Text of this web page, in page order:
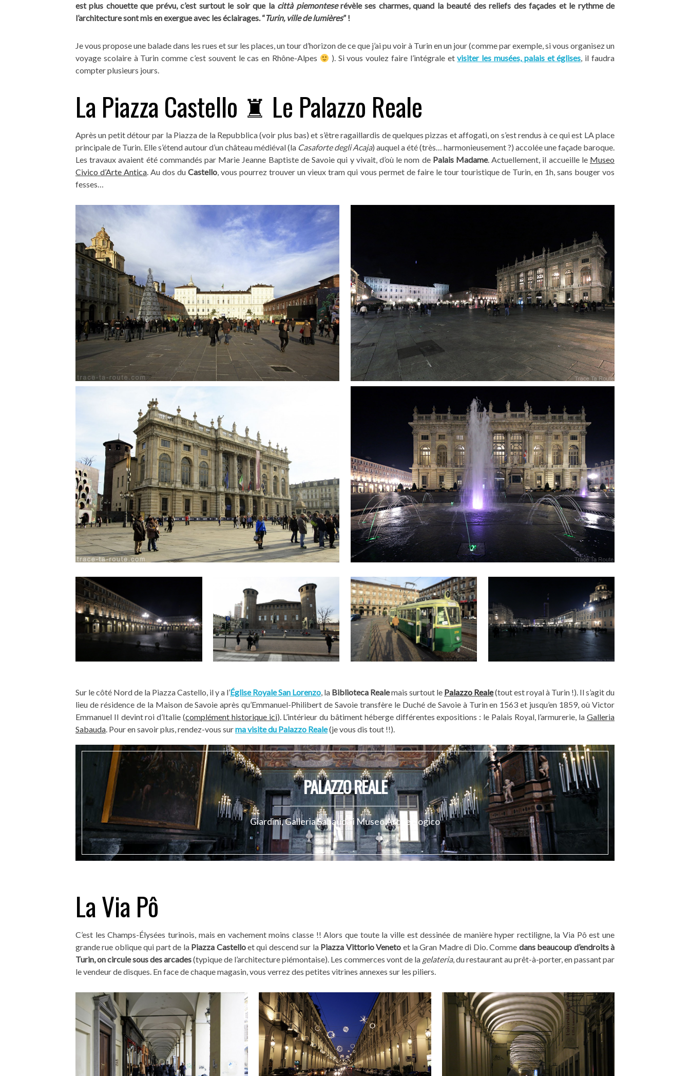
est plus chouette que prévu, c’est surtout le soir que la città piemonteserévèle ses charmes, quand la beauté des reliefs des façades et le rythme de
l’architecture sont mis en exergue avec les éclairages. “Turin, ville de lumières” !
Je vous propose une balade dans les rues et sur les places, un tour d’horizon de ce que j’ai pu voir à Turin en un jour (comme par exemple, si vous organisez un
voyage scolaire à Turin comme c’est souvent le cas en Rhône-Alpes
). Si vous voulez faire l’intégrale etvisiter les musées, palais et églises, il faudra
compter plusieurs jours.
La Piazza Castello ♜ Le Palazzo Reale
Après un petit détour par la Piazza de la Repubblica (voir plus bas) et s’être ragaillardis de quelques pizzas et affogati, on s’est rendus à ce qui est LA place
principale de Turin. Elle s’étend autour d’un château médiéval (la Casaforte degli Acaja) auquel a été (très… harmonieusement ?) accolée une façade baroque.
Les travaux avaient été commandés par Marie Jeanne Baptiste de Savoie qui y vivait, d’où le nom de Palais Madame. Actuellement, il accueille le Museo
Civico d’Arte Antica. Au dos duCastello, vous pourrez trouver un vieux tram qui vous permet de faire le tour touristique de Turin, en 1h, sans bouger vos
fesses…
Sur le côté Nord de la Piazza Castello, il y a l’Église Royale San Lorenzo , la Biblioteca Realemais surtout le Palazzo Reale(tout est royal à Turin !). Il s’agit du
lieu de résidence de la Maison de Savoie après qu’Emmanuel-Philibert de Savoie transfère le Duché de Savoie à Turin en 1563 et jusqu’en 1859, où Victor
Emmanuel II devint roi d’Italie (complément historique ici). L’intérieur du bâtiment héberge différentes expositions : le Palais Royal, l’armurerie, laGalleria
Sabauda . Pour en savoir plus, rendez-vous surma visite du Palazzo Reale(je vous dis tout !!).
PALAZZO REALE
Giardini, Galleria Sabauda i Museo Archeologico
La Via Pô
C’est les Champs-Élysées turinois, mais en vachement moins classe !! Alors que toute la ville est dessinée de manière hyper rectiligne, la Via Pô est une
grande rue oblique qui part de la Piazza Castelloet qui descend sur la Piazza Vittorio Veneto et la Gran Madre di Dio. Comme dans beaucoup d’endroits à
Turin, on circule sous des arcades(typique de l’architecture piémontaise). Les commerces vont de la gelateria, du restaurant au prêt-à-porter, en passant par
le vendeur de disques. En face de chaque magasin, vous verrez des petites vitrines annexes sur les piliers.